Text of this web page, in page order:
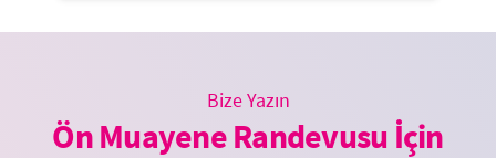
Bize Yazın
Ön Muayene Randevusu İçin